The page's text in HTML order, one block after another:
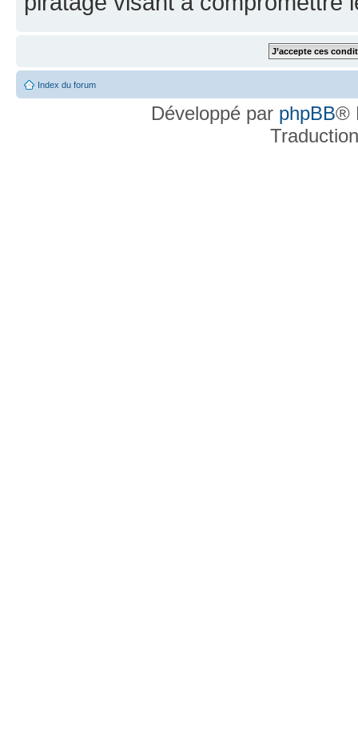
Index du forum
Développé par phpBB®